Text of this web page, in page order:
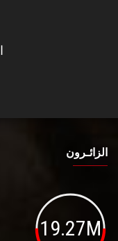
الزائـرون
19.27M